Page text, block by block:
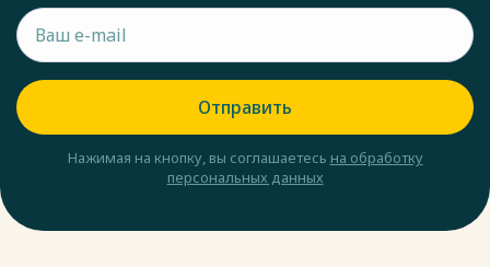
Отправить
Нажимая на кнопку, вы соглашаетесь на обработку
персональных данных